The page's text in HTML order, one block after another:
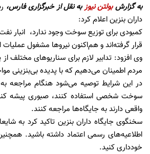
به گزارشبولتن نیوزبه نقل ازخبرگزاری فارس،
داران بنزین اعلام کرد:
کمبودی برای توزیع سوخت وجود ندارد، انبار
قرار گرفته‌اند و هم‌اکنون نیروها مشغول
وی افزود: تدابیر لازم برای سناریوهای مختلف
مردم اطمینان می‌دهیم که با پدیده بی‌بنزینی
در این شرایط توصیه می‌شود هنگام مراجعه به
سوخت شخصی استفاده کنند، صبوری پیشه
واقعی دارند به جایگاه‌ها مراجعه کنند.
سخنگوی جایگاه داران بنزین تاکید کرد به
اطلاعیه‌های رسمی اعتماد داشته باشید.
خودداری کنید.